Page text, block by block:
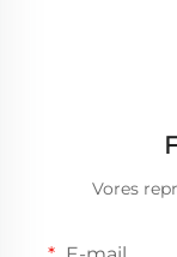
Vores